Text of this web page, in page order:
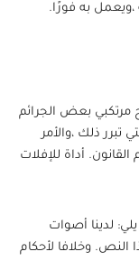
به فورًا.
مرتكبي بعض الجرائم
ذلك ،والأمر
أداة للإفلات
لدينا أصوات
وخلافا لأحكام